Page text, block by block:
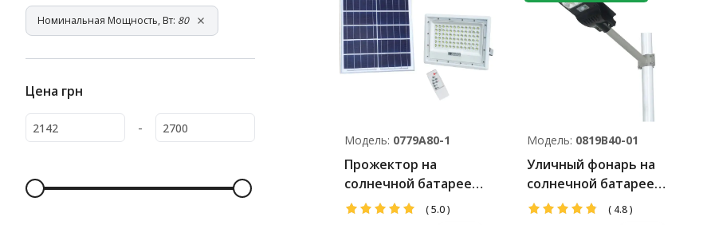
Номинальная Мощность, Вт: 80
Цена грн
-
Модель: 0779A80-1
Прожектор на
солнечной батарее
Alltop 0779A80-1 80W
(5.0)
Модель: 0819В40-01
Уличный фонарь на
солнечной батарее
Alltop 0819В40-01 80W
( 4.8)